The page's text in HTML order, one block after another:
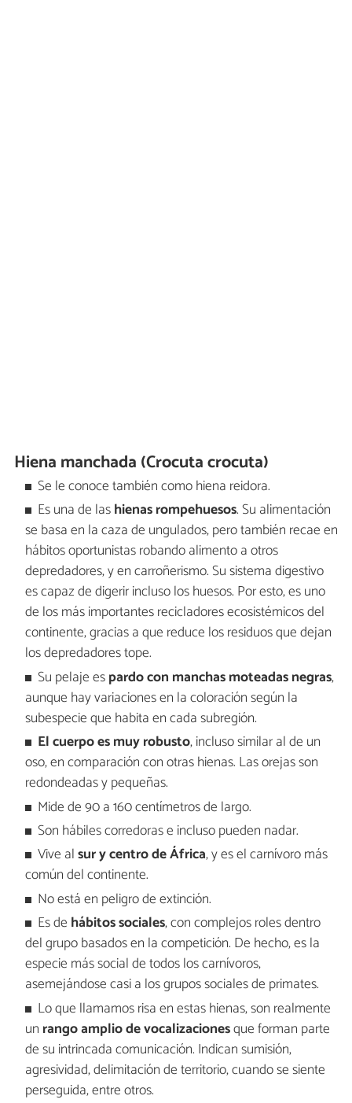
Hiena manchada (Crocuta crocuta)
Se le conoce también como hiena reidora.
Es una de lashienas rompehuesos. Su alimentación
se basa en la caza de ungulados, pero también recae en
hábitos oportunistas robando alimento a otros
depredadores, y en carroñerismo. Su sistema digestivo
es capaz de digerir incluso los huesos. Por esto, es uno
de los más importantes recicladores ecosistémicos del
continente, gracias a que reduce los residuos que dejan
los depredadores tope.
Su pelaje espardo con manchas moteadas negras,
aunque hay variaciones en la coloración según la
subespecie que habita en cada subregión.
El cuerpo es muy robusto, incluso similar al de un
oso, en comparación con otras hienas. Las orejas son
redondeadas y pequeñas.
Mide de 90 a 160 centímetros de largo.
Son hábiles corredoras e incluso pueden nadar.
Vive alsur y centro de África, y es el carnívoro más
común del continente.
No está en peligro de extinción.
Es de hábitos sociales, con complejos roles dentro
del grupo basados en la competición. De hecho, es la
especie más social de todos los carnívoros,
asemejándose casi a los grupos sociales de primates.
Lo que llamamos risa en estas hienas, son realmente
un rango amplio de vocalizacionesque forman parte
de su intrincada comunicación. Indican sumisión,
agresividad, delimitación de territorio, cuando se siente
perseguida, entre otros.